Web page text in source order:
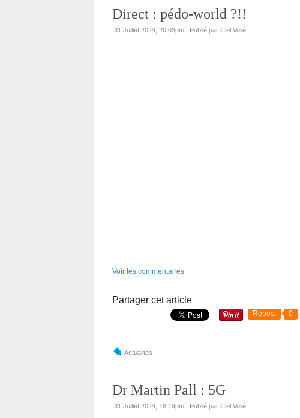
Direct : pédo-world ?!!
31 Juillet 2024, 20:03pm | Publié par Ciel Voilé
Voir les commentaires
Partager cet article
Repost 0
Actualités
Dr Martin Pall : 5G
31 Juillet 2024, 18:19pm | Publié par Ciel Voilé